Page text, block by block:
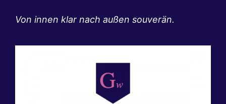
Von innen klar nach außen souverän.